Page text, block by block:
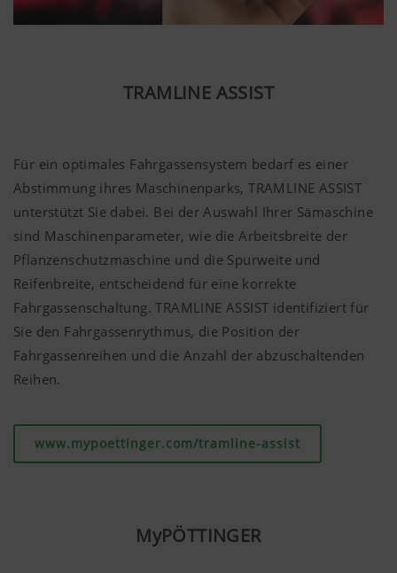
TRAMLINE ASSIST
Für ein optimales Fahrgassensystem bedarf es einer
Abstimmung ihres Maschinenparks, TRAMLINE ASSIST
unterstützt Sie dabei. Bei der Auswahl Ihrer Sämaschine
sind Maschinenparameter, wie die Arbeitsbreite der
Pflanzenschutzmaschine und die Spurweite und
Reifenbreite, entscheidend für eine korrekte
Fahrgassenschaltung. TRAMLINE ASSIST identifiziert für
Sie den Fahrgassenrythmus, die Position der
Fahrgassenreihen und die Anzahl der abzuschaltenden
Reihen.
www.mypoettinger.com/tramline-assist
MyPÖTTINGER